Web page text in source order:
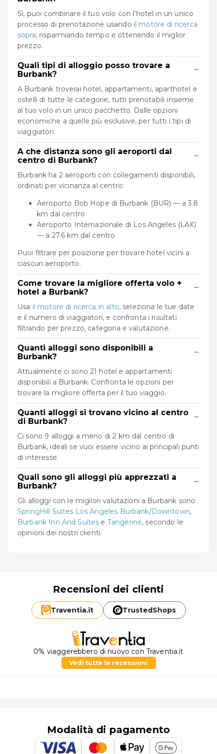
Sì, puoi combinare il tuo volo con l'hotel in un unico
processo di prenotazione usando il motore di ricerca
sopra, risparmiando tempo e ottenendo il miglior
prezzo.
Quali tipi di alloggio posso trovare a
Burbank?
−
A Burbank troverai hotel, appartamenti, aparthotel e
ostelli di tutte le categorie, tutti prenotabili insieme
al tuo volo in un unico pacchetto. Dalle opzioni
economiche a quelle più esclusive, per tutti i tipi di
viaggiatori.
A che distanza sono gli aeroporti dal
centro di Burbank?
−
Burbank ha 2 aeroporti con collegamenti disponibili,
ordinati per vicinanza al centro:
Aeroporto Bob Hope di Burbank (BUR) — a 3.8
km dal centro
Aeroporto Internazionale di Los Angeles (LAX)
— a 27.6 km dal centro
Puoi filtrare per posizione per trovare hotel vicini a
ciascun aeroporto.
Come trovare la migliore offerta volo +
hotel a Burbank?
−
Usa il motore di ricerca in alto, seleziona le tue date
e il numero di viaggiatori, e confronta i risultati
filtrando per prezzo, categoria e valutazione.
Quanti alloggi sono disponibili a
Burbank?
−
Attualmente ci sono 21 hotel e appartamenti
disponibili a Burbank. Confronta le opzioni per
trovare la migliore offerta per il tuo viaggio.
Quanti alloggi si trovano vicino al centro
di Burbank?
−
Ci sono 9 alloggi a meno di 2 km dal centro di
Burbank, ideali se vuoi essere vicino ai principali punti
di interesse.
Quali sono gli alloggi più apprezzati a
Burbank?
−
Gli alloggi con le migliori valutazioni a Burbank sono
SpringHill Suites Los Angeles Burbank/Downtown,
Burbank Inn And Suites e Tangerine, secondo le
opinioni dei nostri clienti.
Recensioni dei clienti
Traventia.it TrustedShops
0% viaggerebbero di nuovo con Traventia.it
Vedi tutte le recensioni
Modalità di pagamento